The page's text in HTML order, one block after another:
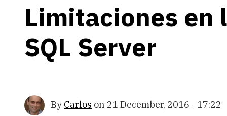
Limitaciones en
SQL Server
By Carlos on 21 December, 2016 - 17:22